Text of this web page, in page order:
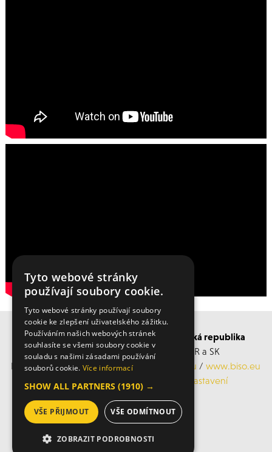
BISO SCHRATTENECKER Česká a Slovenská republika
Obchodní s servisní střediska po ČR a SK
Mobil: +420 606 183 360, Email:
info@biso.eu /www.biso.eu
Cookies nastavení
© 2026 Biso
Tyto webové stránky
používají soubory cookie.
Tyto webové stránky používají soubory
cookie ke zlepšení uživatelského zážitku.
Používáním našich webových stránek
souhlasíte se všemi soubory cookie v
souladu s našimi zásadami používání
souborů cookie. Více informací
SHOW ALL PARTNERS (1910) →
VŠE PŘIJMOUT VŠE ODMÍTNOUT
ZOBRAZIT PODROBNOSTI